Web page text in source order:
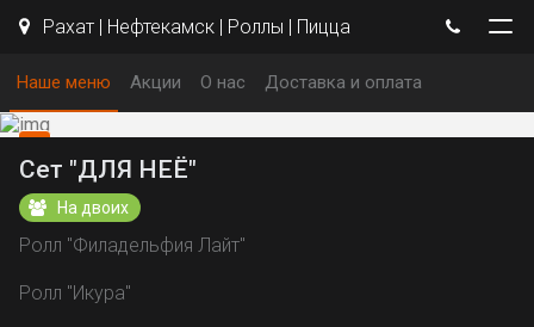
Рахат | Нефтекамск | Роллы | Пицца
Наше меню Акции О нас Доставка и оплата
Сет "ДЛЯ НЕЁ"
На двоих
Ролл "Филадельфия Лайт"
Ролл "Икура"